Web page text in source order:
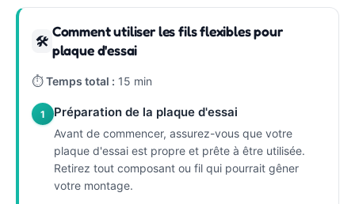
🛠
Comment utiliser les fils flexibles pour
plaque d'essai
⏱Temps total : 15 min
1 Préparation de la plaque d'essai
Avant de commencer, assurez-vous que votre
plaque d'essai est propre et prête à être utilisée.
Retirez tout composant ou fil qui pourrait gêner
votre montage.